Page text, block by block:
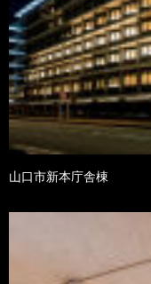
山口市新本庁舎棟